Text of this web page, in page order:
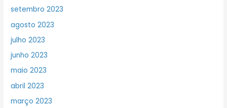
setembro 2023
agosto 2023
julho 2023
junho 2023
maio 2023
abril 2023
março 2023